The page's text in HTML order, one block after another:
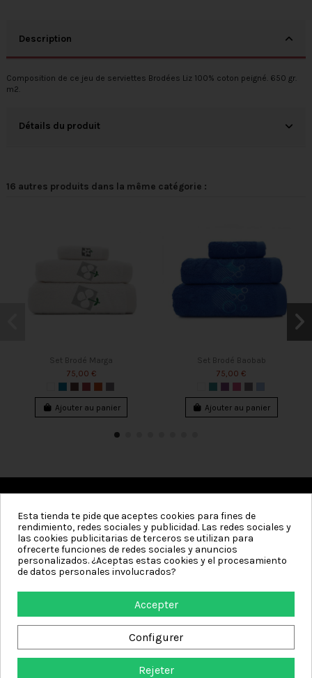
Description
Composition de ce jeu de serviettes Brodées Liz 100% coton peigné. 650 gr.
m2.
Détails du produit
16 autres produits dans la même catégorie :
Set Brodé Marga
75,00 €
Ajouter au panier
Set Brodé Baobab
75,00 €
Ajouter au panier
Catégories
Information
Mon compte
Textiles de Hogar - Boutique en ligne où vous pouvez acheter des serviettes,
Esta tienda te pide que aceptes cookies para fines de
rendimiento, redes sociales y publicidad. Las redes sociales y
las cookies publicitarias de terceros se utilizan para
ofrecerte funciones de redes sociales y anuncios
personalizados. ¿Aceptas estas cookies y el procesamiento
de datos personales involucrados?
Accepter
Configurer
Rejeter